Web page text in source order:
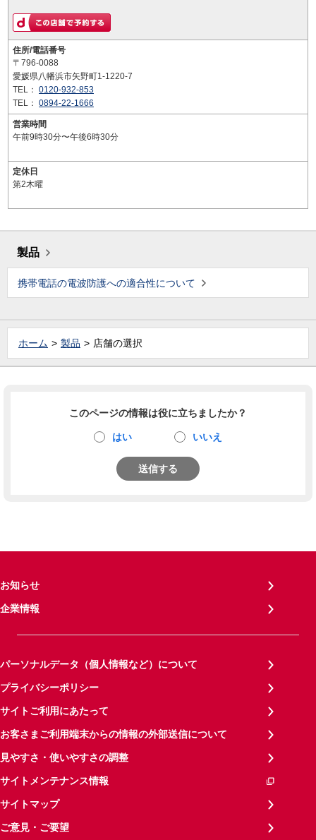
住所/電話番号
〒796-0088
愛媛県八幡浜市矢野町1-1220-7
TEL： 0120-932-853
TEL： 0894-22-1666
営業時間
午前9時30分〜午後6時30分
定休日
第2木曜
製品
携帯電話の電波防護への適合性について
ホーム 製品 店舗の選択
このページの情報は役に立ちましたか？
はい いいえ
送信する
お知らせ
企業情報
パーソナルデータ（個人情報など）について
プライバシーポリシー
サイトご利用にあたって
お客さまご利用端末からの情報の外部送信について
見やすさ・使いやすさの調整
サイトメンテナンス情報
サイトマップ
ご意見・ご要望